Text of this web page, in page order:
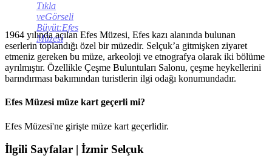
Tıkla
veGörseli
Büyüt:Efes
Müzesi
1964 yılında açılan Efes Müzesi, Efes kazı alanında bulunan
eserlerin toplandığı özel bir müzedir. Selçuk’a gitmişken ziyaret
etmeniz gereken bu müze, arkeoloji ve etnografya olarak iki bölüme
ayrılmıştır. Özellikle Çeşme Buluntuları Salonu, çeşme heykellerini
barındırması bakımından turistlerin ilgi odağı konumundadır.
Efes Müzesi müze kart geçerli mi?
Efes Müzesi'ne girişte müze kart geçerlidir.
İlgili Sayfalar | İzmir Selçuk